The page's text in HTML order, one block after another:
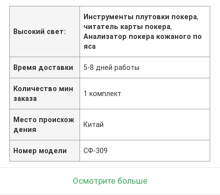
Высокий свет:
Инструменты плутовки покера,
читатель карты покера,
Анализатор покера кожаного по
яса
Время доставки 5-8 дней работы
Количество мин
заказа
1 комплект
Место происхож
дения
Китай
Номер модели СФ-309
Осмотрите больше